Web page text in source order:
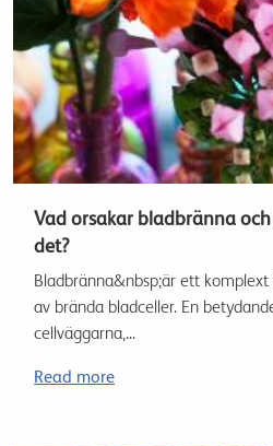
Vad orsakar bladbränna
det?
Bladbränna&nbsp;är ett
av brända bladceller. En
cellväggarna,...
Read more